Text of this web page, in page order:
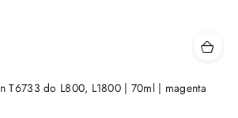
T6733 do L800, L1800 | 70ml | magenta